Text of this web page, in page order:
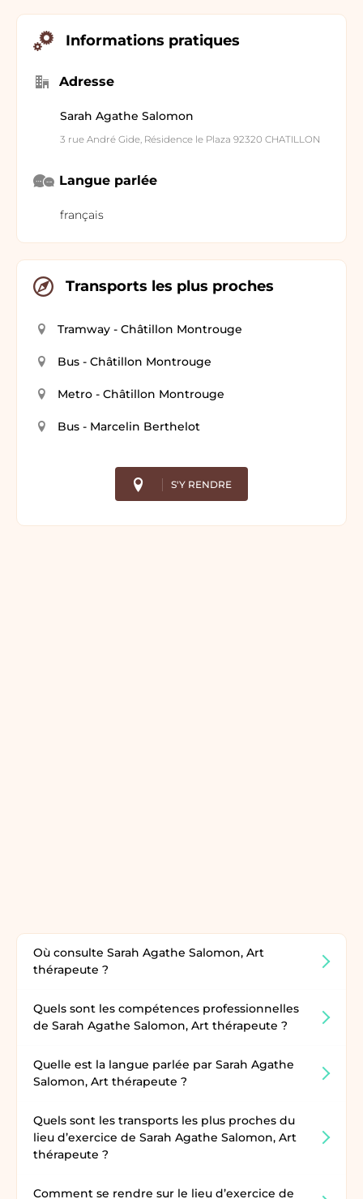
Informations pratiques
Adresse
Sarah Agathe Salomon
3 rue André Gide, Résidence le Plaza 92320 CHATILLON
Langue parlée
français
Transports les plus proches
Tramway - Châtillon Montrouge
Bus - Châtillon Montrouge
Metro - Châtillon Montrouge
Bus - Marcelin Berthelot
S'Y RENDRE
Où consulte Sarah Agathe Salomon, Art
thérapeute ?
Quels sont les compétences professionnelles
de Sarah Agathe Salomon, Art thérapeute ?
Quelle est la langue parlée par Sarah Agathe
Salomon, Art thérapeute ?
Quels sont les transports les plus proches du
lieu d’exercice de Sarah Agathe Salomon, Art
thérapeute ?
Comment se rendre sur le lieu d’exercice de